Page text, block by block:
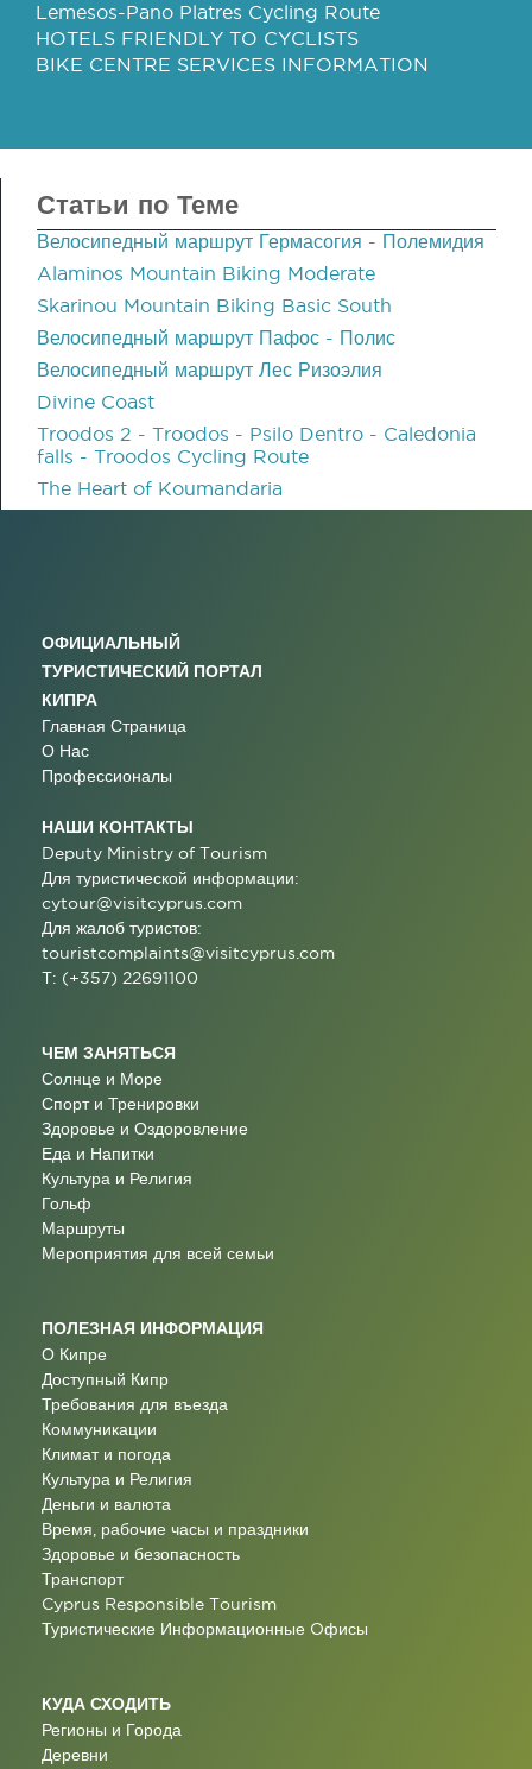
Lemesos-Pano Platres Cycling Route
HOTELS FRIENDLY TO CYCLISTS
BIKE CENTRE SERVICES INFORMATION
Статьи по Теме
Велосипедный маршрут Гермасогия - Полемидия
Alaminos Mountain Biking Moderate
Skarinou Mountain Biking Basic South
Велосипедный маршрут Пафос - Полис
Велосипедный маршрут Лес Ризоэлия
Divine Coast
Troodos 2 - Troodos - Psilo Dentro - Caledonia
falls - Troodos Cycling Route
The Heart of Koumandaria
ОФИЦИАЛЬНЫЙ
ТУРИСТИЧЕСКИЙ ПОРТАЛ
КИПРА
Главная Страница
О Нас
Профессионалы
НАШИ КОНТАКТЫ
Deputy Ministry of Tourism
Для туристической информации:
cytour@visitcyprus.com
Для жалоб туристов:
touristcomplaints@visitcyprus.com
T: (+357) 22691100
ЧЕМ ЗАНЯТЬСЯ
Солнце и Море
Спорт и Тренировки
Здоровье и Оздоровление
Еда и Напитки
Культура и Религия
Гольф
Маршруты
Мероприятия для всей семьи
ПОЛЕЗНАЯ ИНФОРМАЦИЯ
О Кипре
Доступный Кипр
Требования для въезда
Коммуникации
Климат и погода
Культура и Религия
Деньги и валюта
Время, рабочие часы и праздники
Здоровье и безопасность
Транспорт
Cyprus Responsible Tourism
Туристические Информационные Oфисы
КУДА СХОДИТЬ
Регионы и Города
Деревни